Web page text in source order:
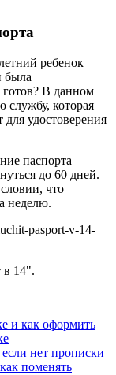
ребенок
была
готов? В данном
службу, которая
удостоверения
паспорта
до 60 дней.
что
неделю.
pasport-v-14-
в 14".
и как оформить
нет прописки
поменять